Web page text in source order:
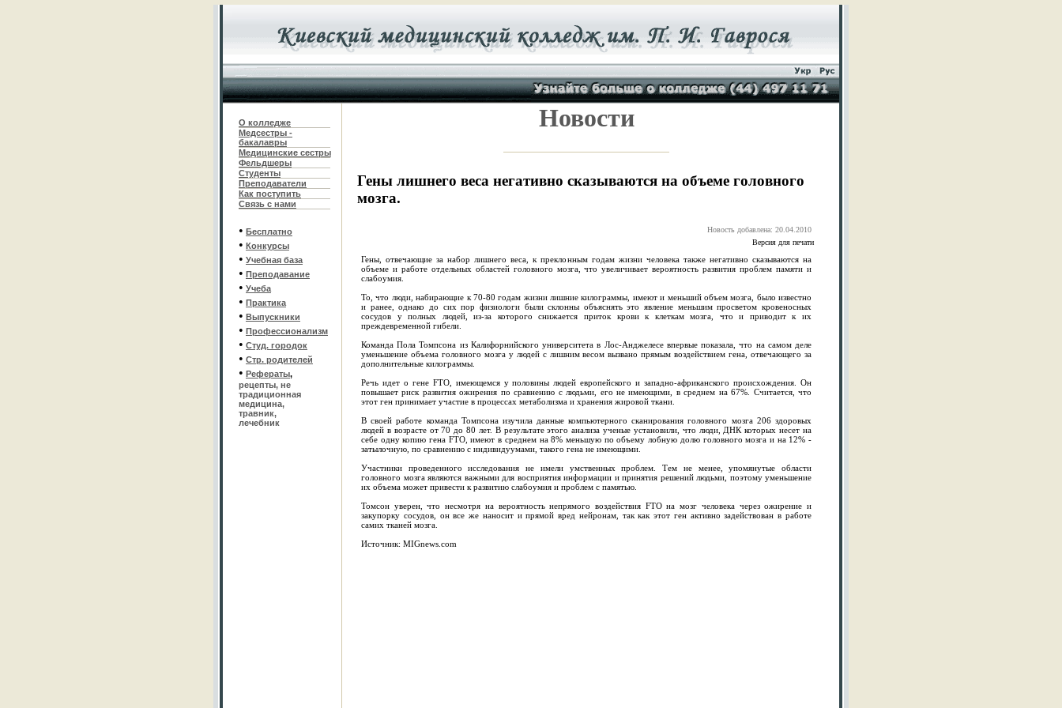
О колледже
Медсестры -
бакалавры
Медицинские сестры
Фельдшеры
Студенты
Преподаватели
Как поступить
Связь с нами
• Бесплатно
• Конкурсы
• Учебная база
• Преподавание
• Учеба
• Практика
• Выпускники
• Профессионализм
• Студ. городок
• Стр. родителей
• Рефераты,
рецепты, не
традиционная
медицина,
травник,
лечебник
Новости
Гены лишнего веса негативно сказываются на объеме головного
мозга.
Новость добавлена: 20.04.2010
Версия для печати
Гены, отвечающие за набор лишнего веса, к преклонным годам жизни человека также негативно сказываются на
объеме и работе отдельных областей головного мозга, что увеличивает вероятность развития проблем памяти и
слабоумия.
То, что люди, набирающие к 70-80 годам жизни лишние килограммы, имеют и меньший объем мозга, было известно
и ранее, однако до сих пор физиологи были склонны объяснять это явление меньшим просветом кровеносных
сосудов у полных людей, из-за которого снижается приток крови к клеткам мозга, что и приводит к их
преждевременной гибели.
Команда Пола Томпсона из Калифорнийского университета в Лос-Анджелесе впервые показала, что на самом деле
уменьшение объема головного мозга у людей с лишним весом вызвано прямым воздействием гена, отвечающего за
дополнительные килограммы.
Речь идет о гене FTO, имеющемся у половины людей европейского и западно-африканского происхождения. Он
повышает риск развития ожирения по сравнению с людьми, его не имеющими, в среднем на 67%. Считается, что
этот ген принимает участие в процессах метаболизма и хранения жировой ткани.
В своей работе команда Томпсона изучила данные компьютерного сканирования головного мозга 206 здоровых
людей в возрасте от 70 до 80 лет. В результате этого анализа ученые установили, что люди, ДНК которых несет на
себе одну копию гена FTO, имеют в среднем на 8% меньшую по объему лобную долю головного мозга и на 12% -
затылочную, по сравнению с индивидуумами, такого гена не имеющими.
Участники проведенного исследования не имели умственных проблем. Тем не менее, упомянутые области
головного мозга являются важными для восприятия информации и принятия решений людьми, поэтому уменьшение
их объема может привести к развитию слабоумия и проблем с памятью.
Томсон уверен, что несмотря на вероятность непрямого воздействия FTO на мозг человека через ожирение и
закупорку сосудов, он все же наносит и прямой вред нейронам, так как этот ген активно задействован в работе
самих тканей мозга.
Источник: MIGnews.com